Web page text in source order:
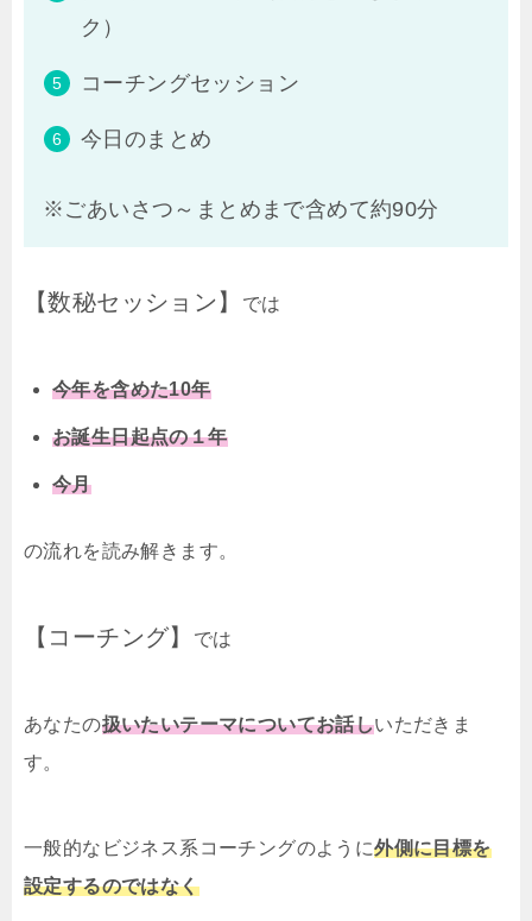
ク）
コーチングセッション
今日のまとめ
※ごあいさつ～まとめまで含めて約90分
【数秘セッション】 では
今年を含めた10年
お誕生日起点の１年
今月
の流れを読み解きます。
【コーチング】 では
あなたの扱いたいテーマについてお話しいただきま
す。
一般的なビジネス系コーチングのように外側に目標を
設定するのではなく